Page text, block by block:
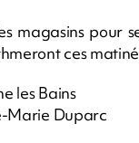
magasins pour
ces
les Bains
Marie Duparc